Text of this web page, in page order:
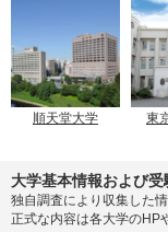
順天堂大学 東
大学基本情報および
独自調査により収集した
正式な内容は各大学のHP